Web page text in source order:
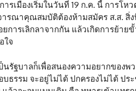
รเมืองเริ่มในวันที่ 19 ก.ค. นี้ การโ
รณาคุณสมบัติต้องห้ามสมัคร ส.ส. สิ่
ยการเลิกลาจากกัน แล้วเกิดการย้า
ใจ
นรัฐบาลก็เพื่อสนองความอยากของ
บธรรม จะอยู่ไม่ได้ ปกครองไม่ได้ ป